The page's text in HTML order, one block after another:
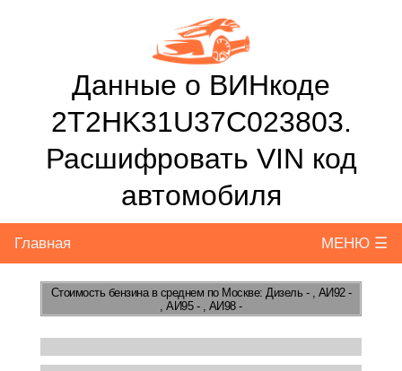
Данные о ВИНкоде
2T2HK31U37C023803.
Расшифровать VIN код
автомобиля
Главная МЕНЮ ☰
Стоимость бензинав среднем по Москве: Дизель - , АИ92 -
, АИ95 - , АИ98 -